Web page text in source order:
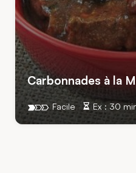
Carbonnades à la
Ex : 30
Facile